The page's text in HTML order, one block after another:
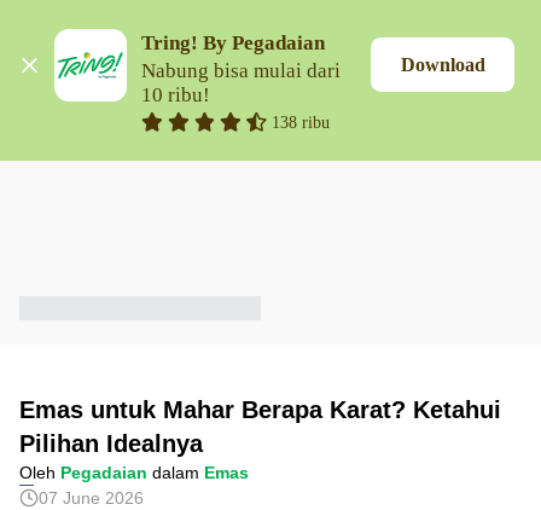
Tring! By Pegadaian
Nabung bisa mulai dari
10 ribu!
138 ribu
Download
Emas untuk Mahar Berapa Karat? Ketahui
Pilihan Idealnya
Oleh Pegadaian dalam Emas
07 June 2026